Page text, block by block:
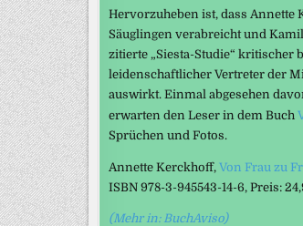
Hervorzuheben ist, dass
Säuglingen verabreicht und
zitierte „Siesta-Studie“
leidenschaftlicher Vertreter der
auswirkt. Einmal abgesehen
erwarten den Leser in dem Buch
Sprüchen und Fotos.
Annette Kerckhoff, Von Frau zu
ISBN 978-3-945543-14-6, Preis:
(Mehr in: BuchAviso)